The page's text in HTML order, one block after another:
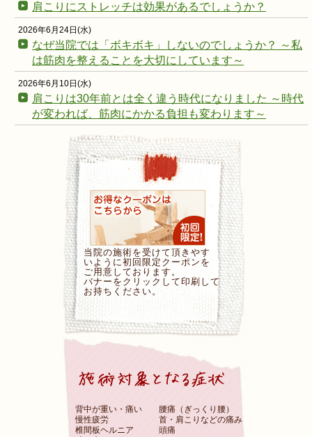
肩こりにストレッチは効果があるでしょうか？
2026年6月24日(水)
なぜ当院では「ボキボキ」しないのでしょうか？ ～私
は筋肉を整えることを大切にしています～
2026年6月10日(水)
肩こりは30年前とは全く違う時代になりました ～時代
が変われば、筋肉にかかる負担も変わります～
当院の施術を受けて頂きやす
いように初回限定クーポンを
ご用意しております。
バナーをクリックして印刷して
お持ちください。
背中が重い・痛い
腰痛（ぎっくり腰）
慢性疲労
首・肩こりなどの痛み
椎間板ヘルニア
頭痛